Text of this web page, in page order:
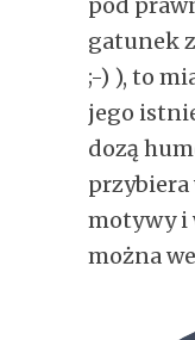
pod
gatunek
;-) ), to
jego
dozą
przybiera
motywy i
można